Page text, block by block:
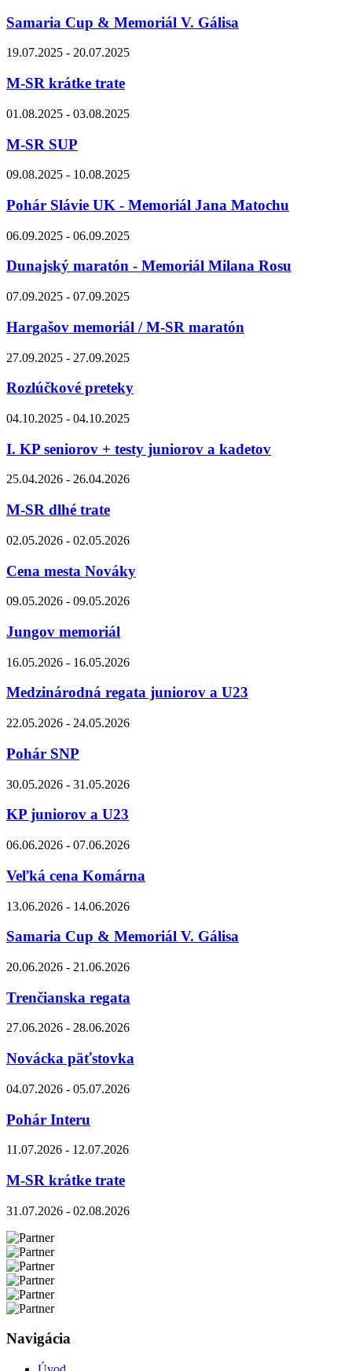
Samaria Cup & Memoriál V. Gálisa
19.07.2025 - 20.07.2025
M-SR krátke trate
01.08.2025 - 03.08.2025
M-SR SUP
09.08.2025 - 10.08.2025
Pohár Slávie UK - Memoriál Jana Matochu
06.09.2025 - 06.09.2025
Dunajský maratón - Memoriál Milana Rosu
07.09.2025 - 07.09.2025
Hargašov memoriál / M-SR maratón
27.09.2025 - 27.09.2025
Rozlúčkové preteky
04.10.2025 - 04.10.2025
I. KP seniorov + testy juniorov a kadetov
25.04.2026 - 26.04.2026
M-SR dlhé trate
02.05.2026 - 02.05.2026
Cena mesta Nováky
09.05.2026 - 09.05.2026
Jungov memoriál
16.05.2026 - 16.05.2026
Medzinárodná regata juniorov a U23
22.05.2026 - 24.05.2026
Pohár SNP
30.05.2026 - 31.05.2026
KP juniorov a U23
06.06.2026 - 07.06.2026
Veľká cena Komárna
13.06.2026 - 14.06.2026
Samaria Cup & Memoriál V. Gálisa
20.06.2026 - 21.06.2026
Trenčianska regata
27.06.2026 - 28.06.2026
Novácka päťstovka
04.07.2026 - 05.07.2026
Pohár Interu
11.07.2026 - 12.07.2026
M-SR krátke trate
31.07.2026 - 02.08.2026
Navigácia